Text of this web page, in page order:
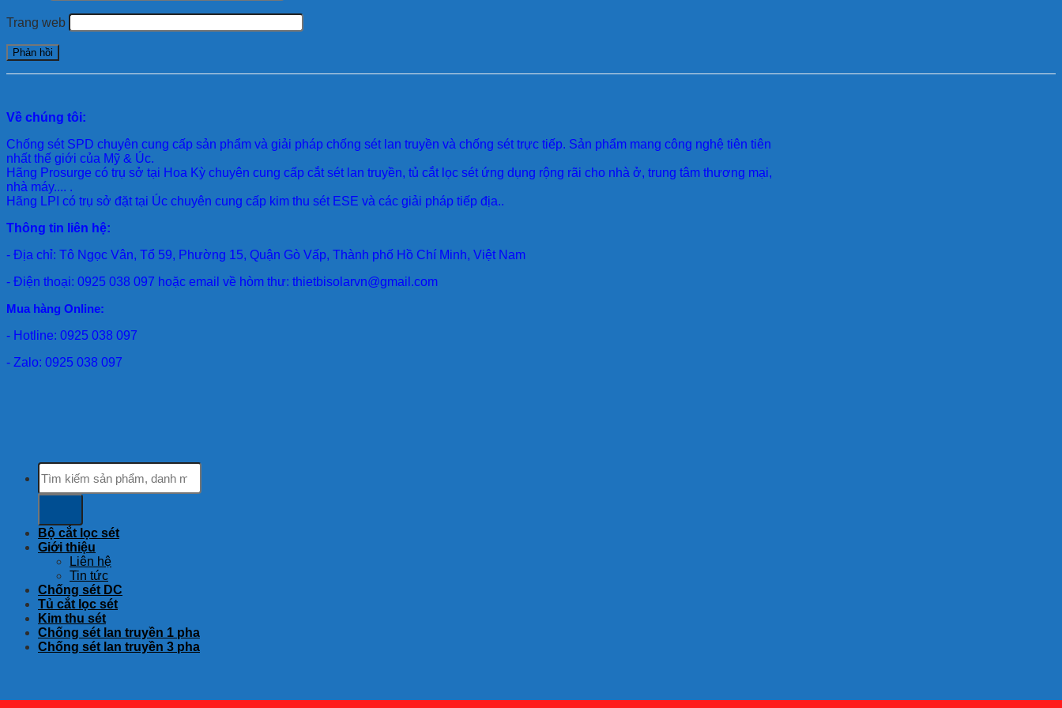
Trang web
Về chúng tôi:
Chống sét SPD chuyên cung cấp sản phẩm và giải pháp chống sét lan truyền và chống sét trực tiếp. Sản phẩm mang công nghệ tiên tiên
nhất thế giới của Mỹ & Úc.
Hãng Prosurge có trụ sở tại Hoa Kỳ chuyên cung cấp cắt sét lan truyền, tủ cắt lọc sét ứng dụng rộng rãi cho nhà ở, trung tâm thương mại,
nhà máy.... .
Hãng LPI có trụ sở đặt tại Úc chuyên cung cấp kim thu sét ESE và các giải pháp tiếp địa..
Thông tin liên hệ:
- Địa chỉ: Tô Ngọc Vân, Tổ 59, Phường 15, Quận Gò Vấp, Thành phố Hồ Chí Minh, Việt Nam
- Điện thoại: 0925 038 097 hoặc email về hòm thư: thietbisolarvn@gmail.com
Mua hàng Online:
- Hotline: 0925 038 097
- Zalo: 0925 038 097
Tìm
kiếm:
Bộ cắt lọc sét
Giới thiệu
Liên hệ
Tin tức
Chống sét DC
Tủ cắt lọc sét
Kim thu sét
Chống sét lan truyền 1 pha
Chống sét lan truyền 3 pha